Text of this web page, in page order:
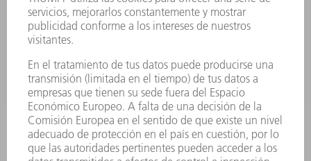
PRODUCTOS
MÁQUINAS Y SISTEMAS
LÁSER
HERRAMIENTAS PORTÁTILES
FÁBRICA INTELIGENTE
SOFTWARE
SERVICIOS
APLICACIONES
SECTORES
EMPRESA